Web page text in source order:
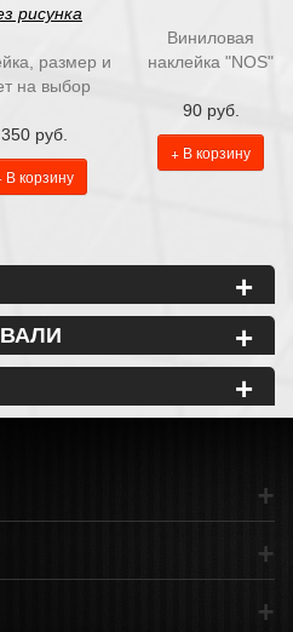
рисунка
размер и
на выбор
350 руб.
В корзину
Виниловая
наклейка "NOS"
90 руб.
+ В корзину
+
+
+
+
+
+